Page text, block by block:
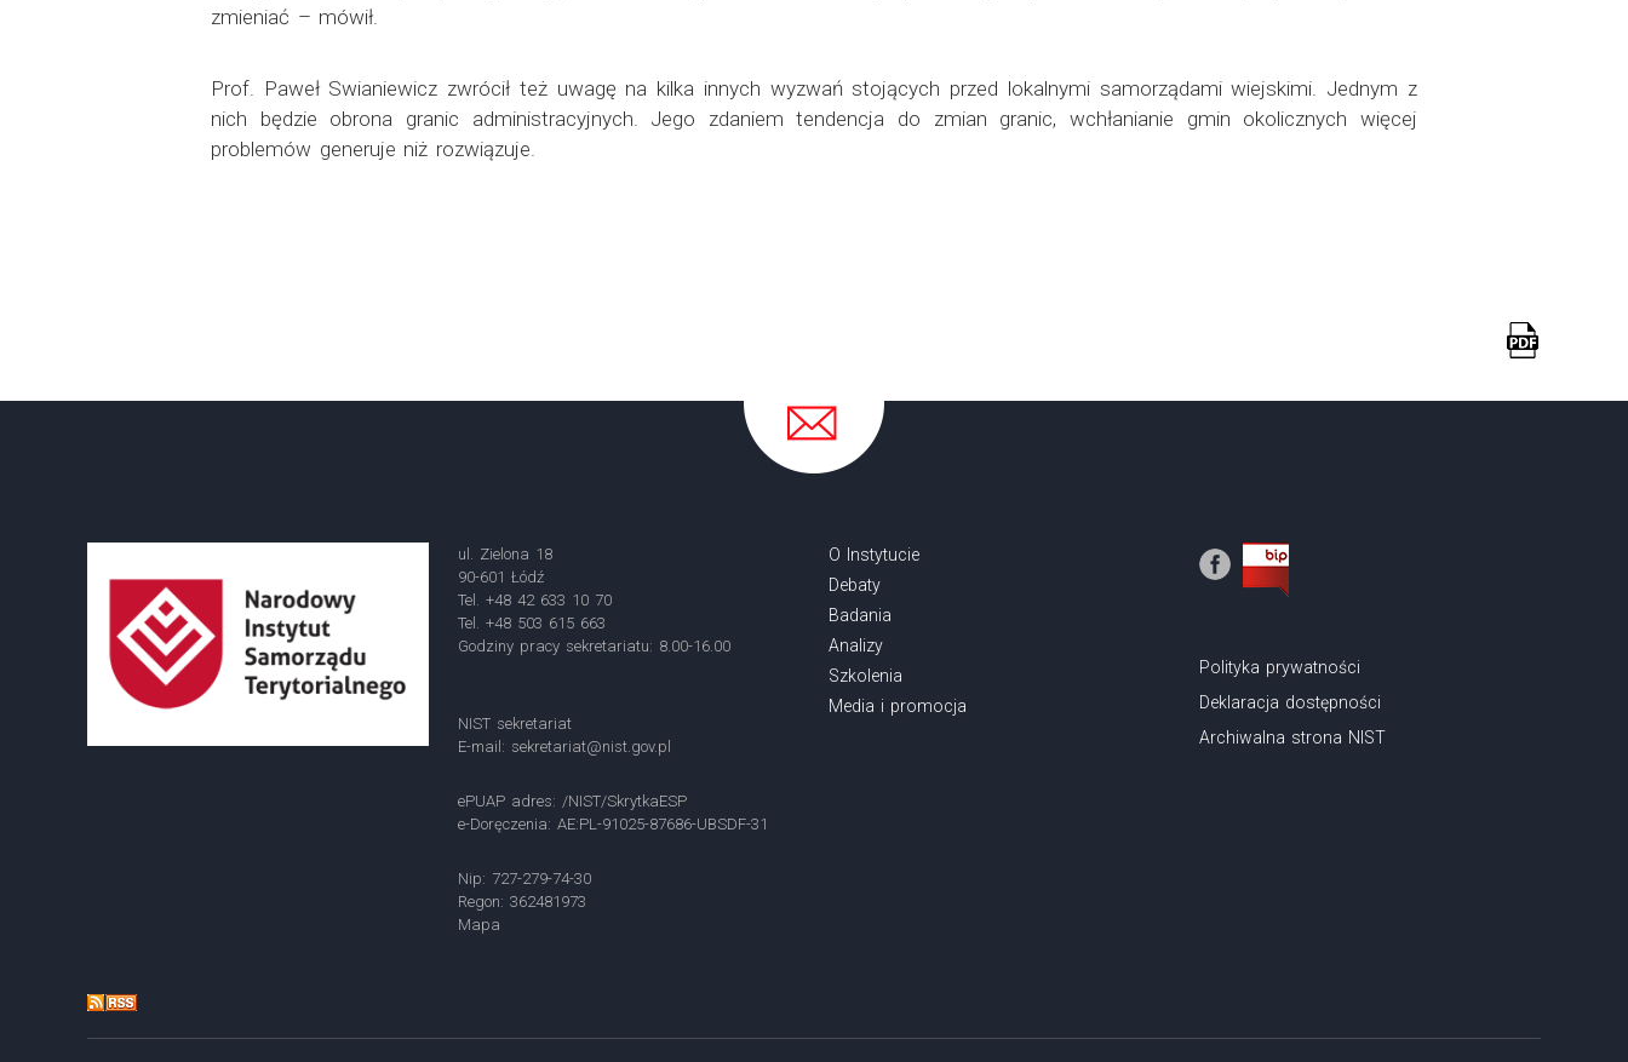
zmieniać – mówił.
Prof. Paweł Swianiewicz zwrócił też uwagę na kilka innych wyzwań stojących przed lokalnymi samorządami wiejskimi. Jednym z
nich będzie obrona granic administracyjnych. Jego zdaniem tendencja do zmian granic, wchłanianie gmin okolicznych więcej
problemów generuje niż rozwiązuje.
ul. Zielona 18
90-601 Łódź
Tel. +48 42 633 10 70
Tel. +48 503 615 663
Godziny pracy sekretariatu: 8.00-16.00
NIST sekretariat
E-mail: sekretariat@nist.gov.pl
ePUAP adres: /NIST/SkrytkaESP
e-Doręczenia: AE:PL-91025-87686-UBSDF-31
Nip: 727-279-74-30
Regon: 362481973
Mapa
O Instytucie
Debaty
Badania
Analizy
Szkolenia
Media i promocja
Polityka prywatności
Deklaracja dostępności
Archiwalna strona NIST